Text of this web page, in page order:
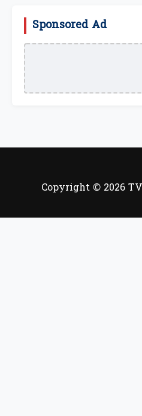
Sponsored Ad
Copyright © 2026